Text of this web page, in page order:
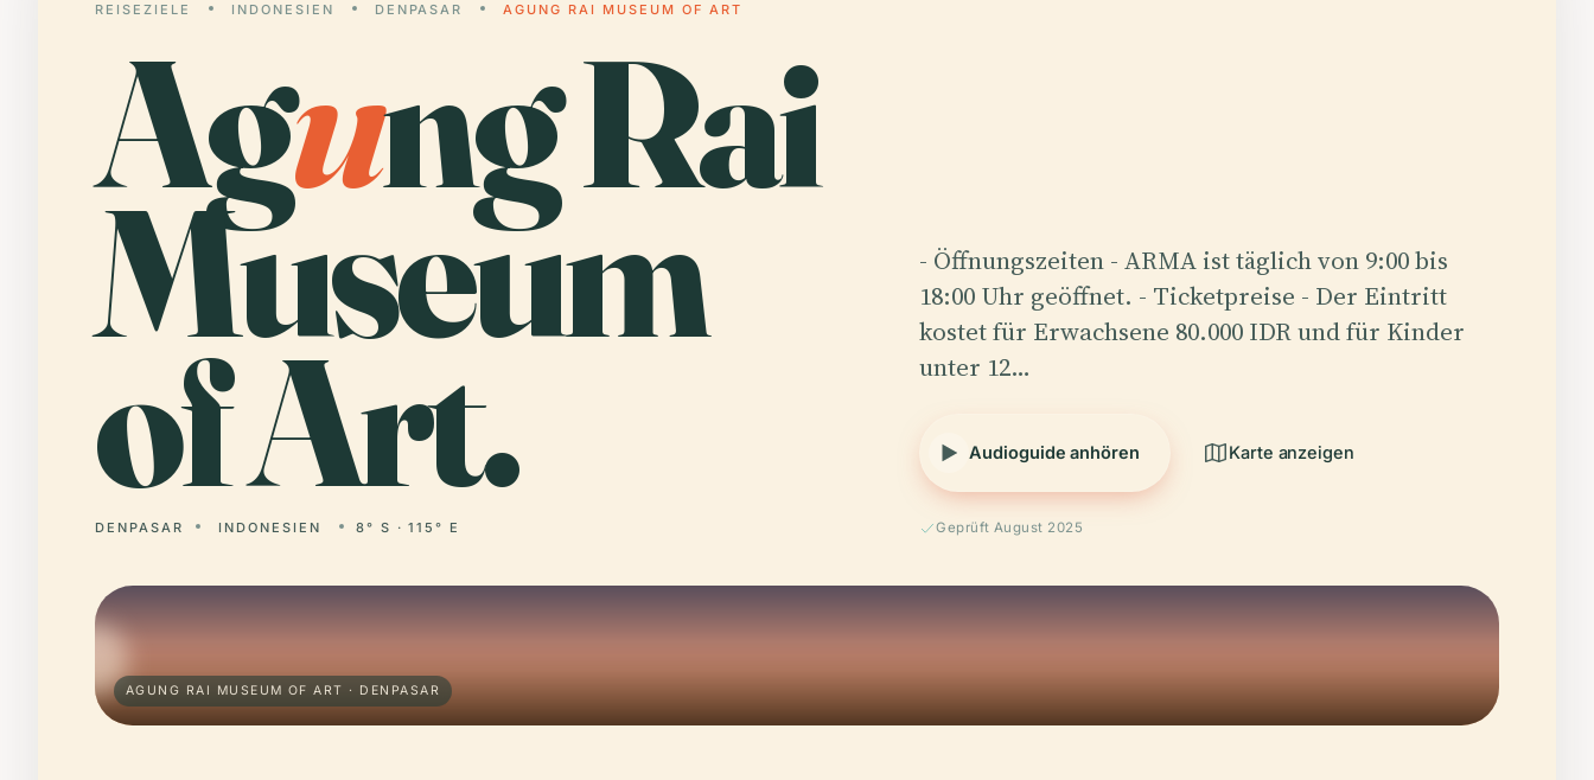
REISEZIELE INDONESIEN DENPASAR AGUNG RAI MUSEUM OF ART
Agung Rai
Museum
of Art.
DENPASAR INDONESIEN 8° S · 115° E
- Öffnungszeiten - ARMA ist täglich von 9:00 bis
18:00 Uhr geöffnet. - Ticketpreise - Der Eintritt
kostet für Erwachsene 80.000 IDR und für Kinder
unter 12…
Audioguide anhören Karte anzeigen
Geprüft August 2025
AGUNG RAI MUSEUM OF ART · DENPASAR